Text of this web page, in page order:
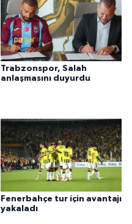
Trabzonspor, Salah
anlaşmasını duyurdu
Fenerbahçe tur için avantajı
yakaladı